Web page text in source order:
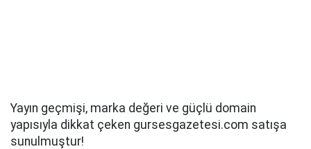
Yayın geçmişi, marka değeri ve güçlü domain
yapısıyla dikkat çeken gursesgazetesi.com satışa
sunulmuştur!